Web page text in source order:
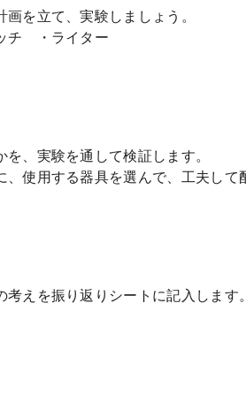
を立て、実験しましょう。
チ ・ライター
、実験を通して検証します。
使用する器具を選んで、工夫し
えを振り返りシートに記入します